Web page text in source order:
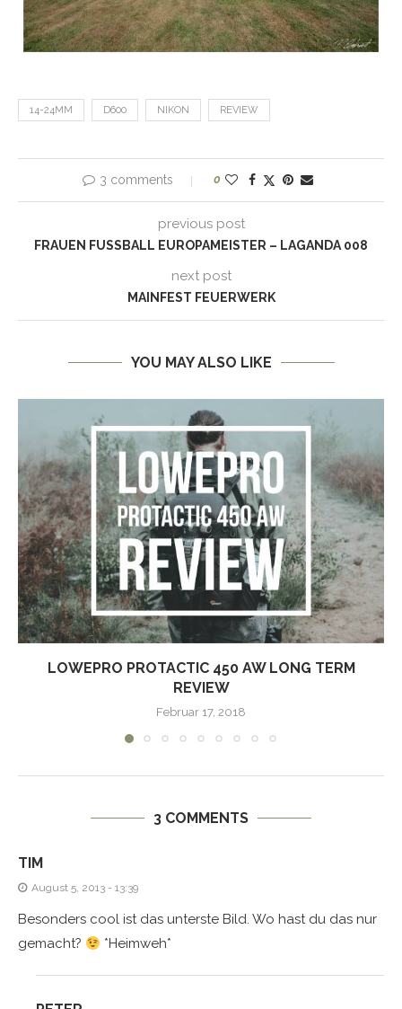
14-24MM D600 NIKON REVIEW
3 comments 0
previous post
FRAUEN FUSSBALL EUROPAMEISTER – LAGANDA 008
next post
MAINFEST FEUERWERK
YOU MAY ALSO LIKE
LOWEPRO PROTACTIC 450 AW LONG TERM
REVIEW
Februar 17, 2018
3 COMMENTS
TIM
August 5, 2013 - 13:39
Besonders cool ist das unterste Bild. Wo hast du das nur
gemacht?
*Heimweh*